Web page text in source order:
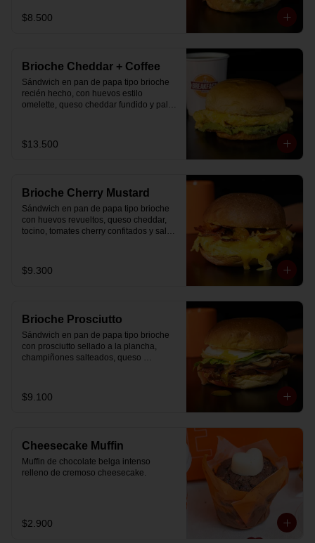
$8.500
Brioche Cheddar + Coffee
Sándwich en pan de papa tipo brioche
recién hecho, con huevos estilo
omelette, queso cheddar fundido y palta,
Se envía en bolsa delivery.
$13.500
Brioche Cherry Mustard
Sándwich en pan de papa tipo brioche
con huevos revueltos, queso cheddar,
tocino, tomates cherry confitados y salsa
$9.300
Brioche Prosciutto
Sándwich en pan de papa tipo brioche
con prosciutto sellado a la plancha,
champiñones salteados, queso
$9.100
Cheesecake Muffin
Muffin de chocolate belga intenso
relleno de cremoso cheesecake.
$2.900